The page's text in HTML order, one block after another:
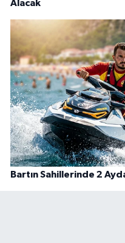
Alacak
Bartın Sahillerinde 2